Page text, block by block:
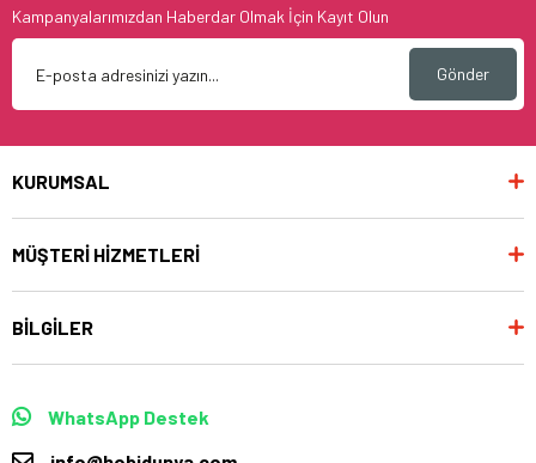
Kampanyalarımızdan Haberdar Olmak İçin Kayıt Olun
Gönder
KURUMSAL
MÜŞTERİ HİZMETLERİ
BİLGİLER
WhatsApp Destek